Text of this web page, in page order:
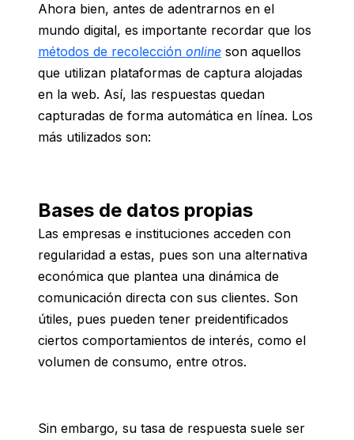
Ahora bien, antes de adentrarnos en el
mundo digital, es importante recordar que los
métodos de recolección online son aquellos
que utilizan plataformas de captura alojadas
en la web. Así, las respuestas quedan
capturadas de forma automática en línea. Los
más utilizados son:
Bases de datos propias
Las empresas e instituciones acceden con
regularidad a estas, pues son una alternativa
económica que plantea una dinámica de
comunicación directa con sus clientes. Son
útiles, pues pueden tener preidentificados
ciertos comportamientos de interés, como el
volumen de consumo, entre otros.
Sin embargo, su tasa de respuesta suele ser